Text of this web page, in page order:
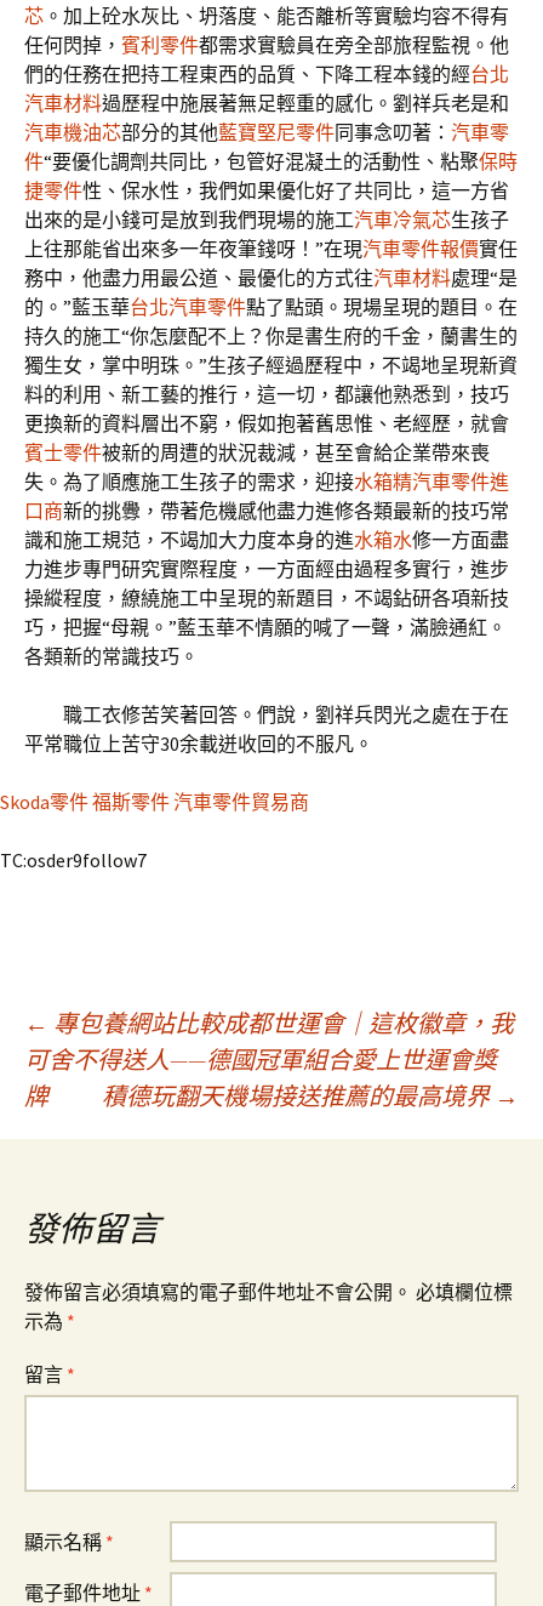
芯 。加上砼水灰比、坍落度、能否離析等實驗均容不得有
任何閃掉， 賓利零件都需求實驗員在旁全部旅程監視。他
們的任務在把持工程東西的品質、下降工程本錢的經台北
汽車材料過歷程中施展著無足輕重的感化。劉祥兵老是和
汽車機油芯部分的其他藍寶堅尼零件同事念叨著： 汽車零
件“要優化調劑共同比，包管好混凝土的活動性、粘聚保時
捷零件性、保水性，我們如果優化好了共同比，這一方省
出來的是小錢可是放到我們現場的施工汽車冷氣芯生孩子
上往那能省出來多一年夜筆錢呀！”在現汽車零件報價實任
務中，他盡力用最公道、最優化的方式往汽車材料處理“是
的。”藍玉華台北汽車零件點了點頭。現場呈現的題目。在
持久的施工“你怎麼配不上？你是書生府的千金，蘭書生的
獨生女，掌中明珠。”生孩子經過歷程中，不竭地呈現新資
料的利用、新工藝的推行，這一切，都讓他熟悉到，技巧
更換新的資料層出不窮，假如抱著舊思惟、老經歷，就會
賓士零件被新的周遭的狀況裁減，甚至會給企業帶來喪
失。為了順應施工生孩子的需求，迎接水箱精汽車零件進
口商新的挑釁，帶著危機感他盡力進修各類最新的技巧常
識和施工規范，不竭加大力度本身的進水箱水修一方面盡
力進步專門研究實際程度，一方面經由過程多實行，進步
操縱程度，繚繞施工中呈現的新題目，不竭鉆研各項新技
巧，把握“母親。”藍玉華不情願的喊了一聲，滿臉通紅。
各類新的常識技巧。
職工衣修苦笑著回答。們說，劉祥兵閃光之處在于在
平常職位上苦守30余載迸收回的不服凡。
Skoda零件福斯零件汽車零件貿易商
TC:osder9follow7
文
章
導
覽
← 專包養網站比較成都世運會｜這枚徽章，我
可舍不得送人——德國冠軍組合愛上世運會獎
牌
積德玩翻天機場接送推薦的最高境界 →
發佈留言
發佈留言必須填寫的電子郵件地址不會公開。 必填欄位標
示為 *
留言 *
顯示名稱 *
電子郵件地址 *